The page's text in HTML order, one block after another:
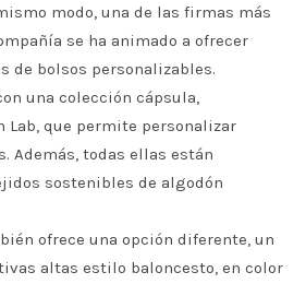
modo, una de las firmas más
se ha animado a ofrecer
de bolsos personalizables.
una colección cápsula,
Lab, que permite personalizar
Además, todas ellas están
sostenibles de algodón
ofrece una opción diferente, un
altas estilo baloncesto, en color